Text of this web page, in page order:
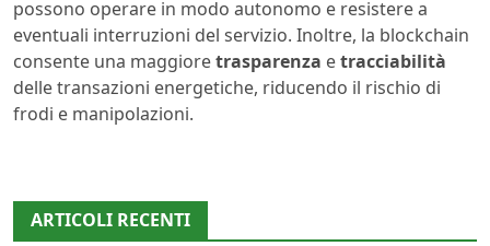
possono operare in modo autonomo e resistere a
eventuali interruzioni del servizio. Inoltre, la blockchain
consente una maggioretrasparenza etracciabilità
delle transazioni energetiche, riducendo il rischio di
frodi e manipolazioni.
ARTICOLI RECENTI